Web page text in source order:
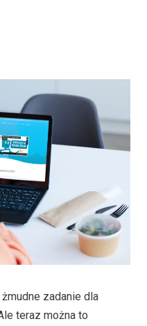
zadanie dla
teraz można to